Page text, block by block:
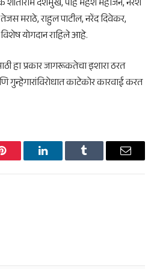
शांताराम देशमुख, पोह महेश महाजन, नरेश
मराठे, राहुल पाटील, नरेंद दिवेकर,
योगदान राहिले आहे.
हा प्रकार जागरूकतेचा इशारा ठरत
गुन्हेगारांविरोधात काटेकोर कारवाई करत
Pinterest LinkedInTumblr Email